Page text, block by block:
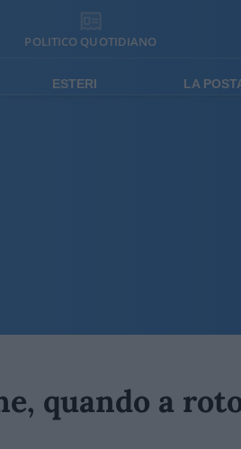
POLITICO QUOTIDIANO
ESTERI LA
quando a